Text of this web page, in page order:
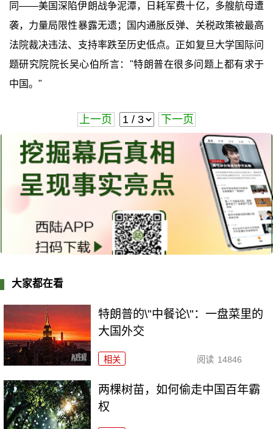
同——美国深陷伊朗战争泥潭，日耗军费十亿，多艘航母遭
袭，力量局限性暴露无遗；国内通胀反弹、关税政策被最高
法院裁决违法、支持率跌至历史低点。正如复旦大学国际问
题研究院院长吴心伯所言："特朗普在很多问题上都有求于
中国。"
上一页 下一页
大家都在看
特朗普的\"中餐论\"：一盘菜里的
大国外交
相关 阅读 14846
两棵树苗，如何偷走中国百年霸
权